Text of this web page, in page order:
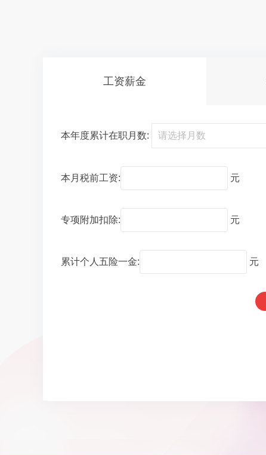
工资薪金
本年度累计在职月数:
本月税前工资: 元
专项附加扣除: 元
累计个人五险一金: 元